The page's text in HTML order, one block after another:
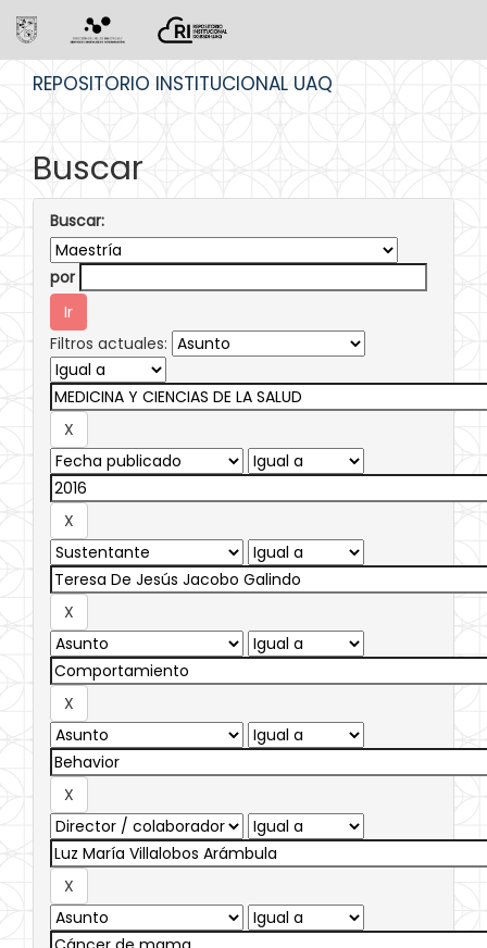
REPOSITORIO INSTITUCIONAL UAQ
Buscar
Buscar:
por
Filtros actuales: